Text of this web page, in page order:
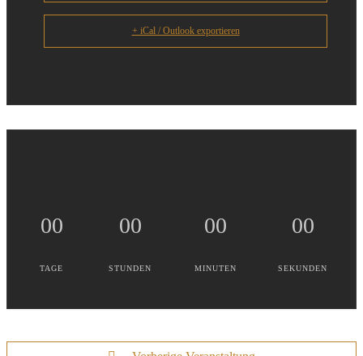
+ iCal / Outlook exportieren
00
TAGE
00
STUNDEN
00
MINUTEN
00
SEKUNDEN